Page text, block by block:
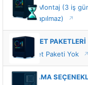
Standart Montaj (3 iş
montajı yapılmaz)
VIP HİZMET PAKETLERİ
VIP Hizmet Paketi Yok
KABLOLAMA